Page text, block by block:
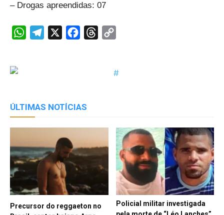
– Drogas apreendidas: 07
WhatsAppTelegram FacebookThreads
ÚLTIMAS NOTÍCIAS
Precursor do reggaeton no
Policial militar investigada